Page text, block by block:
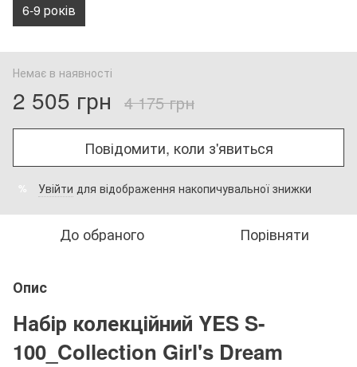
6-9 років
Немає в наявності
2 505 грн 4 175 грн
Повідомити, коли з'явиться
% Увійти для відображення накопичувальної знижки
До обраного Порівняти
Опис
Набір колекційний YES S-
100_Collection Girl's Dream